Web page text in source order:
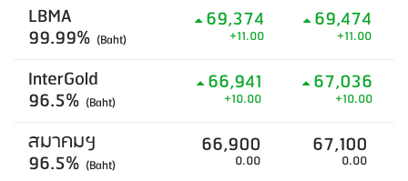
LBMA
99.99% (Baht)
69,374
+11.00
69,474
+11.00
InterGold
96.5% (Baht)
66,941
+10.00
67,036
+10.00
สมาคมฯ
96.5% (Baht)
66,900
0.00
67,100
0.00